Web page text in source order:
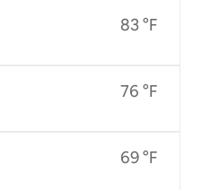
83 °F
76 °F
69 °F